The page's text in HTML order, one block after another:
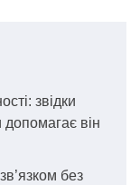
звідки
допомагає він
без